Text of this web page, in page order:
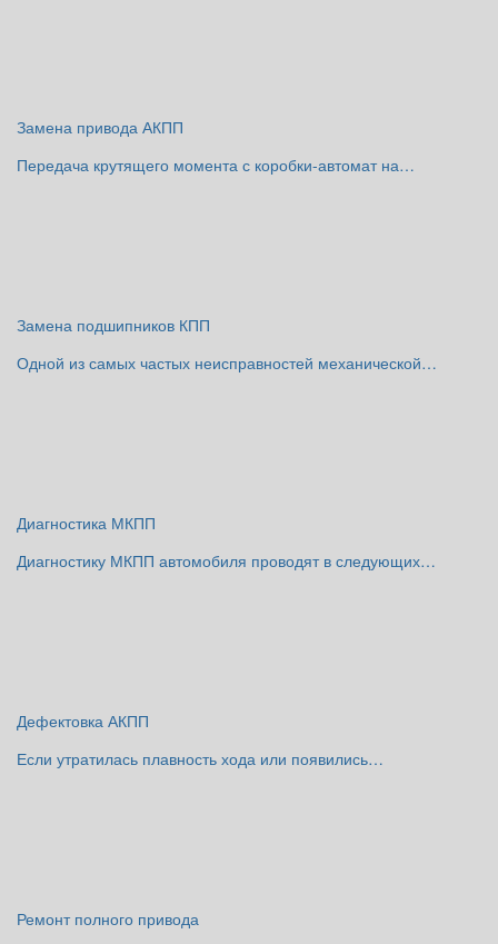
Замена привода АКПП
Передача крутящего момента с коробки-автомат на…
Замена подшипников КПП
Одной из самых частых неисправностей механической…
Диагностика МКПП
Диагностику МКПП автомобиля проводят в следующих…
Дефектовка АКПП
Если утратилась плавность хода или появились…
Ремонт полного привода